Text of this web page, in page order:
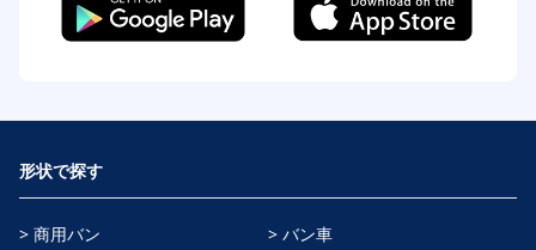
形状で探す
> 商用バン
> バン車